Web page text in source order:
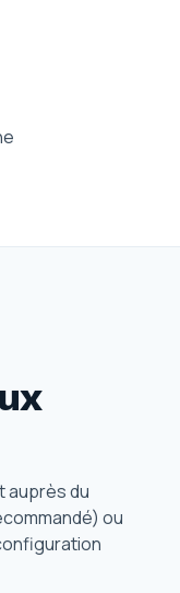
auprès du
ou